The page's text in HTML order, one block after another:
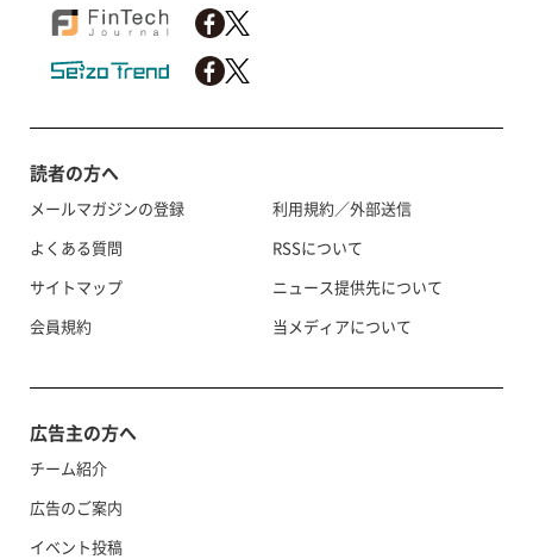
読者の方へ
メールマガジンの登録
よくある質問
サイトマップ
会員規約
利用規約／外部送信
RSSについて
ニュース提供先について
当メディアについて
広告主の方へ
チーム紹介
広告のご案内
イベント投稿